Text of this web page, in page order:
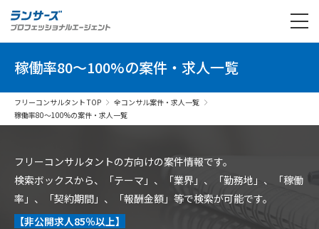
稼働率80〜100%の案件・求人一覧
フリーコンサルタント TOP
全コンサル案件・求人一覧
稼働率80〜100%の案件・求人一覧
フリーコンサルタントの方向けの案件情報です。
検索ボックスから、「テーマ」、「業界」、「勤務地」、「稼働
率」、「契約期間」、「報酬金額」等で検索が可能です。
【非公開求人85％以上】